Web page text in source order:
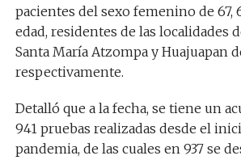
pacientes del sexo femenino de 67,
edad, residentes de las localidades
Santa María Atzompa y Huajuapan
respectivamente.
Detalló que a la fecha, se tiene un
941 pruebas realizadas desde el
pandemia, de las cuales en 937 se